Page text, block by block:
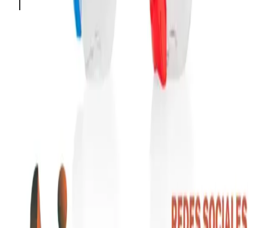
Somos expertos en regalos corporativos y productos
promocionales personalizados. ¡Creamos experiencias
Catálogo
Desarrollos
Sobre Nosotros
Cotizar Productos
Contacto